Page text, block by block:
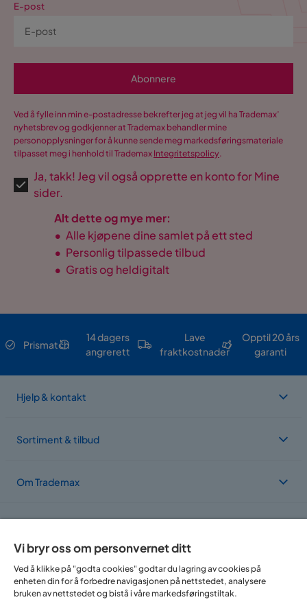
E-post
Abonnere
Ved å fylle inn min e-postadresse bekrefter jeg at jeg vil ha Trademax’
nyhetsbrev og godkjenner at Trademax behandler mine
personopplysninger for å kunne sende meg markedsføringsmateriale
tilpasset meg i henhold til Trademax Integritetspolicy.
Ja, takk! Jeg vil også opprette en konto for Mine
sider.
Alt dette og mye mer:
• Alle kjøpene dine samlet på ett sted
• Personlig tilpassede tilbud
• Gratis og heldigitalt
Prismatch
14 dagers
angrerett
Lave
fraktkostnader
Opptil 20 års
garanti
Hjelp & kontakt
Sortiment & tilbud
Om Trademax
Vi bryr oss om personvernet ditt
Ved å klikke på "godta cookies" godtar du lagring av cookies på
enheten din for å forbedre navigasjonen på nettstedet, analysere
bruken av nettstedet og bistå i våre markedsføringstiltak.